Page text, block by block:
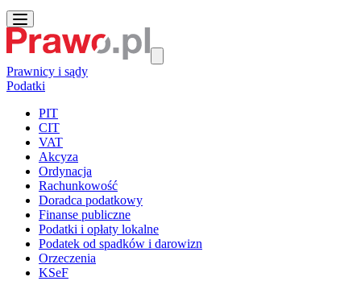
Prawnicy i sądy
Podatki
PIT
CIT
VAT
Akcyza
Ordynacja
Rachunkowość
Doradca podatkowy
Finanse publiczne
Podatki i opłaty lokalne
Podatek od spadków i darowizn
Orzeczenia
KSeF